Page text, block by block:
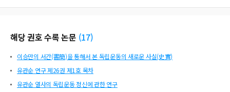
해당 권호 수록 논문 (17)
이승만의 서간(書簡)을 통해서 본 독립운동의 새로운 사실(史實)
유관순 연구 제26권 제1호 목차
유관순 열사의 독립운동 정신에 관한 연구